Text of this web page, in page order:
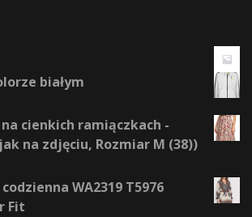
białym
cienkich ramiączkach -
na zdjęciu, Rozmiar M (38))
WA2319 T5976
Fit